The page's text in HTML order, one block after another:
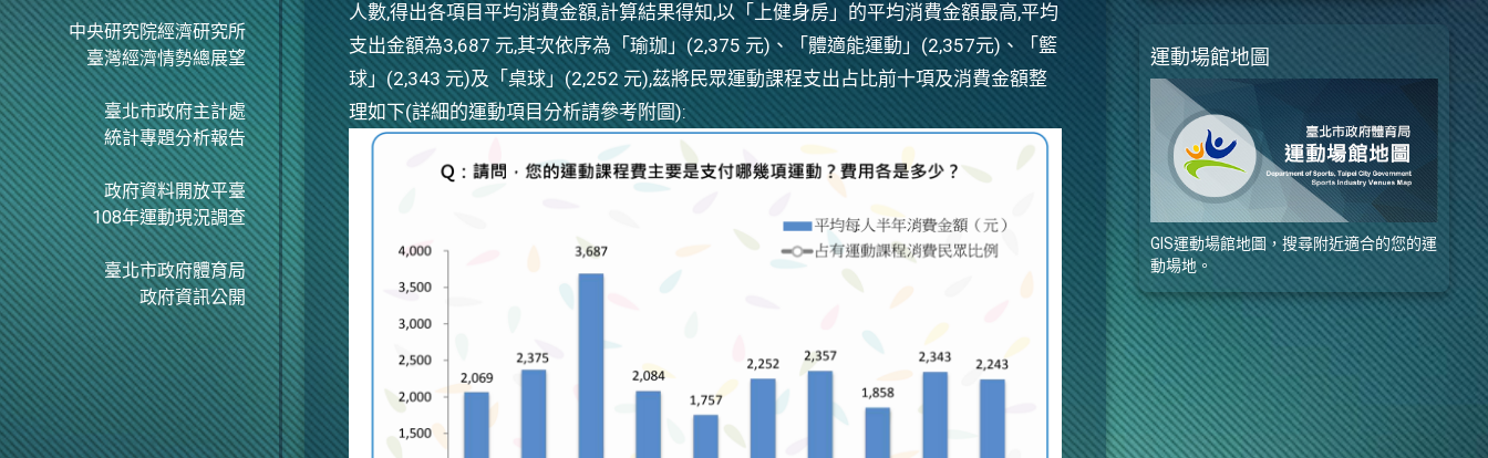
中央研究院經濟研究所
臺灣經濟情勢總展望
臺北市政府主計處
統計專題分析報告
政府資料開放平臺
108年運動現況調查
臺北市政府體育局
政府資訊公開
人數,得出各項目平均消費金額,計算結果得知,以「上健身房」的平均消費金額最高,平均
支出金額為3,687 元,其次依序為「瑜珈」(2,375 元)、「體適能運動」(2,357元)、「籃
球」(2,343 元)及「桌球」(2,252 元),茲將民眾運動課程支出占比前十項及消費金額整
理如下(詳細的運動項目分析請參考附圖):
運動場館地圖
GIS運動場館地圖，搜尋附近適合的您的運
動場地。